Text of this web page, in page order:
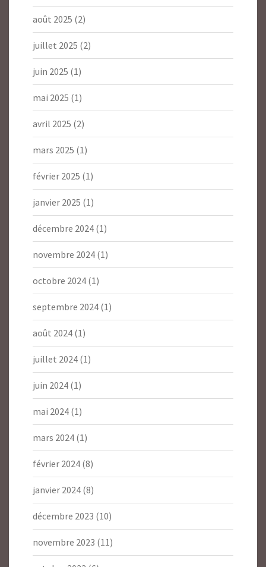
août 2025 (2)
juillet 2025 (2)
juin 2025 (1)
mai 2025 (1)
avril 2025 (2)
mars 2025 (1)
février 2025 (1)
janvier 2025 (1)
décembre 2024 (1)
novembre 2024 (1)
octobre 2024 (1)
septembre 2024 (1)
août 2024 (1)
juillet 2024 (1)
juin 2024 (1)
mai 2024 (1)
mars 2024 (1)
février 2024 (8)
janvier 2024 (8)
décembre 2023 (10)
novembre 2023 (11)